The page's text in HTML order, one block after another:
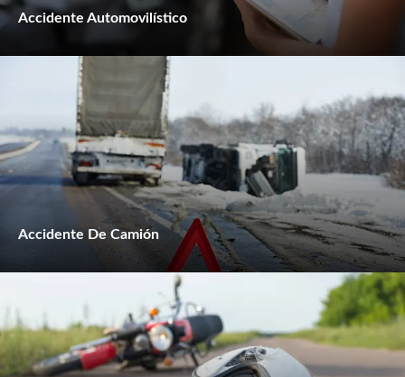
Accidente Automovilístico
Accidente De Camión